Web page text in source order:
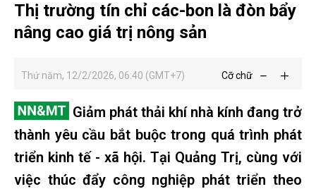
Thị trường tín chỉ các-bon là đòn bẩy
nâng cao giá trị nông sản
Thứ năm, 12/2/2026, 06:40 (GMT+7) Cỡ chữ
Giảm phát thải khí nhà kính đang trở
thành yêu cầu bắt buộc trong quá trình phát
triển kinh tế - xã hội. Tại Quảng Trị, cùng với
việc thúc đẩy công nghiệp phát triển theo